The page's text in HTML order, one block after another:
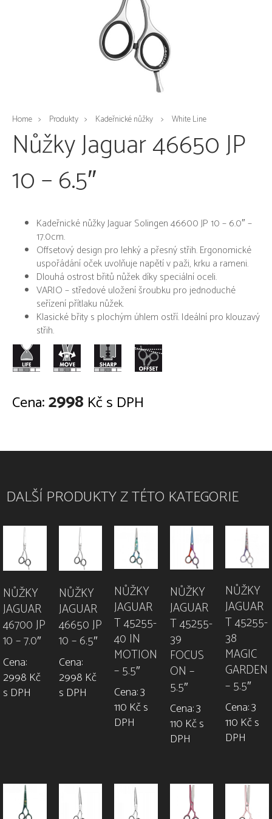
Home Produkty Kadeřnické nůžky White Line
Nůžky Jaguar 46650 JP
10 – 6.5″
Kadeřnické nůžky Jaguar Solingen 46600 JP 10 – 6.0″ –
17.0cm.
Offsetový design pro lehký a přesný střih. Ergonomické
uspořádání oček uvolňuje napětí v paži, krku a rameni.
Dlouhá ostrost břitů nůžek díky speciální oceli.
VARIO – středové uložení šroubku pro jednoduché
seřízení přítlaku nůžek.
Klasické břity s plochým úhlem ostří. Ideální pro klouzavý
střih.
Cena:2998 Kč s DPH
DALŠÍ PRODUKTY Z TÉTO KATEGORIE
NŮŽKY
JAGUAR
46700 JP
10 – 7.0″
Cena:
2998 Kč
s DPH
NŮŽKY
JAGUAR
46650 JP
10 – 6.5″
Cena:
2998 Kč
s DPH
NŮŽKY
JAGUAR
T 45255-
40 IN
MOTION
– 5.5″
Cena: 3
110 Kč s
DPH
NŮŽKY
JAGUAR
T 45255-
39
FOCUS
ON –
5.5″
Cena: 3
110 Kč s
DPH
NŮŽKY
JAGUAR
T 45255-
38
MAGIC
GARDEN
– 5.5″
Cena: 3
110 Kč s
DPH